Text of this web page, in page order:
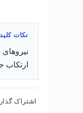
نکات
ارتکاب
اشتراک